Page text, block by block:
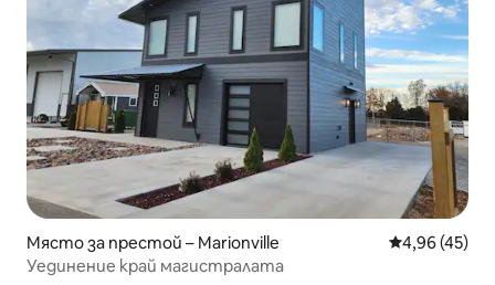
Място за престой – Marionville Средна
4,96 (45)
Уединение край магистралата